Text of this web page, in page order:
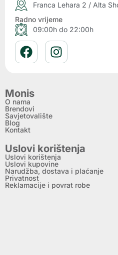
Franca Lehara 2 / Alta
Radno vrijeme
09:00h do 22:00h
Monis
O nama
Brendovi
Savjetovalište
Blog
Kontakt
Uslovi korištenja
Uslovi korištenja
Uslovi kupovine
Narudžba, dostava i plaćanje
Privatnost
Reklamacije i povrat robe